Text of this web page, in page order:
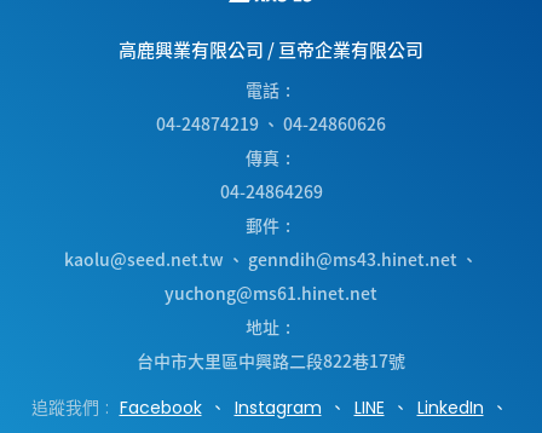
高鹿興業有限公司 /亘帝企業有限公司
電話
04-24874219 、 04-24860626
傳真
04-24864269
郵件
kaolu@seed.net.tw 、 genndih@ms43.hinet.net 、
yuchong@ms61.hinet.net
地址
台中市大里區中興路二段822巷17號
追蹤我們
Facebook Instagram LINE
LinkedIn